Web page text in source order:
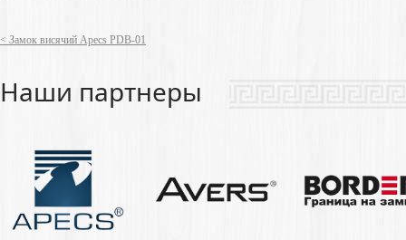
< Замок висячий Apecs PDB-01
Наши партнеры